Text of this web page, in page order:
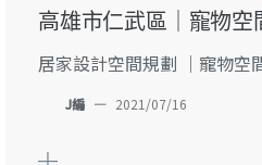
高雄市仁武區｜寵物空
居家設計空間規劃 ｜寵物空
J編 — 2021/07/16